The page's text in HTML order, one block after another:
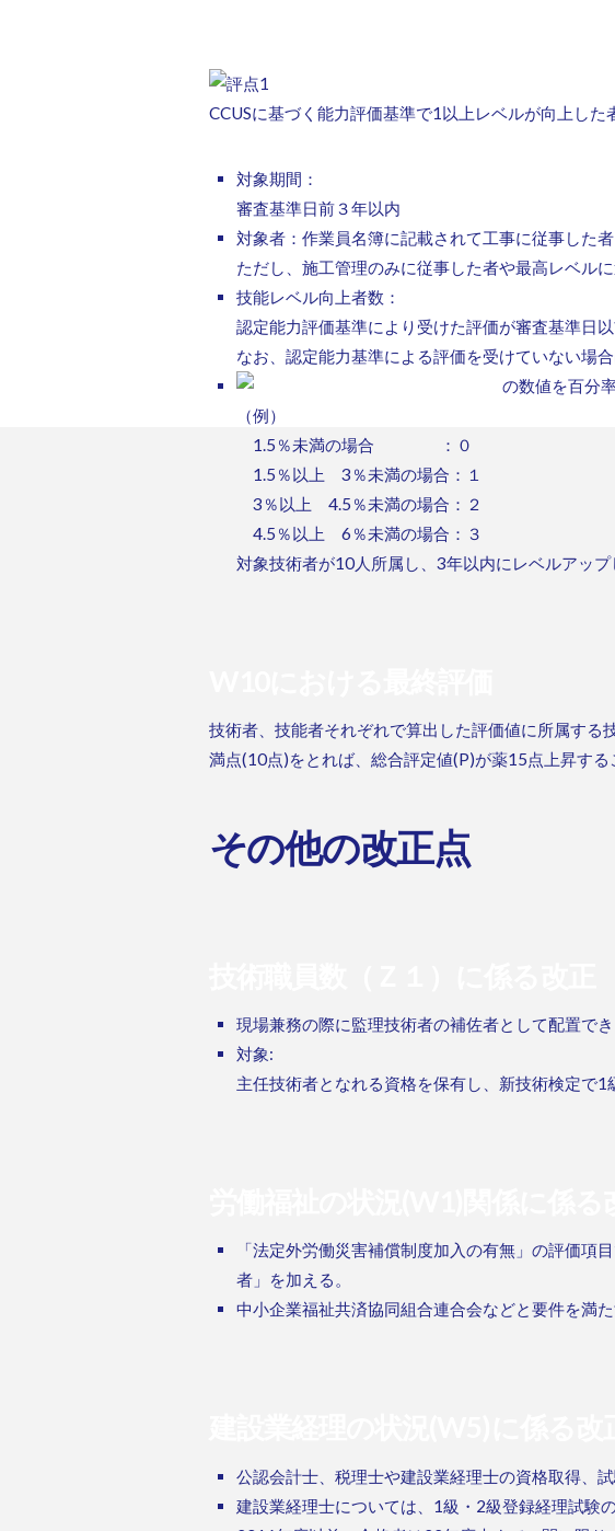
CCUSに基づく能力評価基準で1以上レベルが向上した
対象期間：
審査基準日前３年以内
対象者：作業員名簿に記載されて工事に従事した者
ただし、施工管理のみに従事した者や最高レベル
技能レベル向上者数：
認定能力評価基準により受けた評価が審査基準日
なお、認定能力基準による評価を受けていない場
の数値を百分
（例）
1.5％未満の場合 ：０
1.5％以上 3％未満の場合：１
3％以上 4.5％未満の場合：２
4.5％以上 6％未満の場合：３
対象技術者が10人所属し、3年以内にレベルアッ
技術者、技能者それぞれで算出した評価値に所属する
満点(10点)をとれば、総合評定値(P)が薬15点上昇する
その他の改正点
現場兼務の際に監理技術者の補佐者として配置で
対象:
主任技術者となれる資格を保有し、新技術検定で1
「法定外労働災害補償制度加入の有無」の評価
者」を加える。
中小企業福祉共済協同組合連合会などと要件を満
公認会計士、税理士や建設業経理士の資格取得、
建設業経理士については、1級・2級登録経理試験